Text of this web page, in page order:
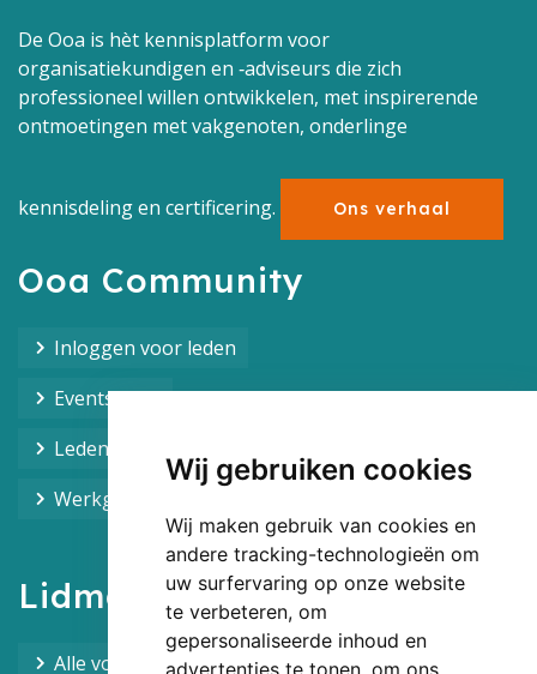
Wij gebruiken cookies
Wij maken gebruik van cookies en
andere tracking-technologieën om
uw surfervaring op onze website
te verbeteren, om
gepersonaliseerde inhoud en
advertenties te tonen, om ons
De Ooa is hèt kennisplatform voor
organisatiekundigen en ‑adviseurs die zich
professioneel willen ontwikkelen, met inspirerende
ontmoetingen met vakgenoten, onderlinge
kennisdeling en certificering. Ons verhaal
Ooa Community
Inloggen voor leden
Events Ooa
Leden overzicht
Werkgroepen overzicht
Lidmaatschap
Alle voordelen van het lidmaatschap